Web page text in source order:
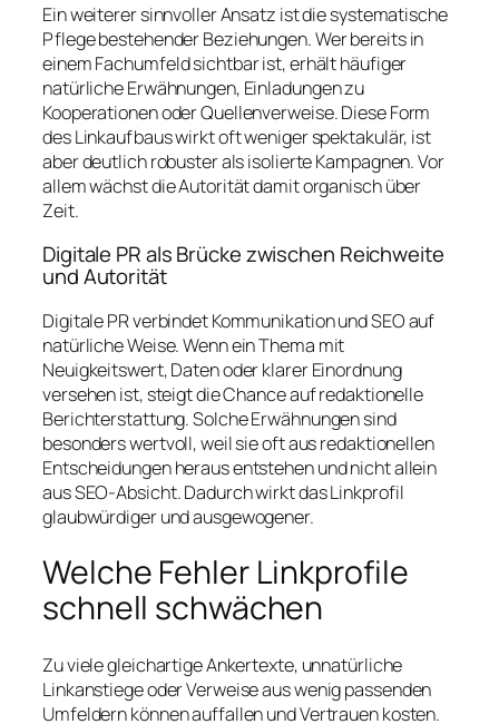
Ein weiterer sinnvoller Ansatz ist die systematische
Pflege bestehender Beziehungen. Wer bereits in
einem Fachumfeld sichtbar ist, erhält häufiger
natürliche Erwähnungen, Einladungen zu
Kooperationen oder Quellenverweise. Diese Form
des Linkaufbaus wirkt oft weniger spektakulär, ist
aber deutlich robuster als isolierte Kampagnen. Vor
allem wächst die Autorität damit organisch über
Zeit.
Digitale PR als Brücke zwischen Reichweite
und Autorität
Digitale PR verbindet Kommunikation und SEO auf
natürliche Weise. Wenn ein Thema mit
Neuigkeitswert, Daten oder klarer Einordnung
versehen ist, steigt die Chance auf redaktionelle
Berichterstattung. Solche Erwähnungen sind
besonders wertvoll, weil sie oft aus redaktionellen
Entscheidungen heraus entstehen und nicht allein
aus SEO-Absicht. Dadurch wirkt das Linkprofil
glaubwürdiger und ausgewogener.
Welche Fehler Linkprofile
schnell schwächen
Zu viele gleichartige Ankertexte, unnatürliche
Linkanstiege oder Verweise aus wenig passenden
Umfeldern können auffallen und Vertrauen kosten.